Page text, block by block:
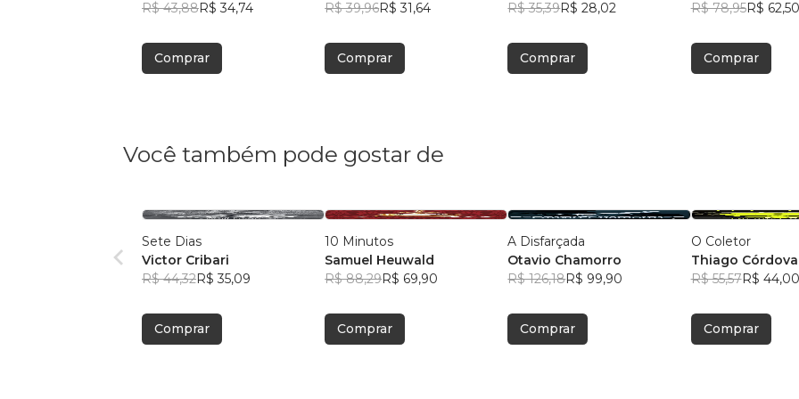
MORAES
R$ 43,88R$ 34,74
Comprar
MORAES
R$ 39,96R$ 31,64
Comprar
MORAES
R$ 35,39R$ 28,02
Comprar
Moraes
R$ 78,95R$ 62,50
Comprar
Você também pode gostar de
Sete Dias
Victor Cribari
R$ 44,32R$ 35,09
Comprar
10 Minutos
Samuel Heuwald
R$ 88,29R$ 69,90
Comprar
A Disfarçada
Otavio Chamorro
R$ 126,18R$ 99,90
Comprar
O Coletor
Thiago Córdova
R$ 55,57R$ 44,00
Comprar